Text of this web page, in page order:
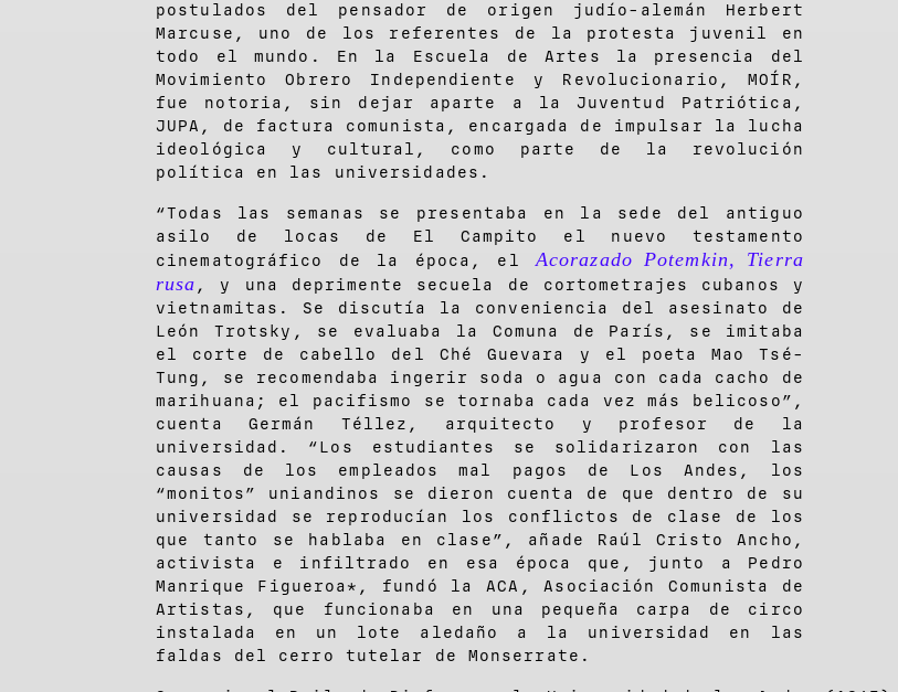
postulados del pensador de origen judío-alemán Herbert
Marcuse, uno de los referentes de la protesta juvenil en
todo el mundo. En la Escuela de Artes la presencia del
Movimiento Obrero Independiente y Revolucionario, MOÍR,
fue notoria, sin dejar aparte a la Juventud Patriótica,
JUPA, de factura comunista, encargada de impulsar la lucha
ideológica y cultural, como parte de la revolución
política en las universidades.
“Todas las semanas se presentaba en la sede del antiguo
asilo de locas de El Campito el nuevo testamento
cinematográfico de la época, elAcorazado Potemkin, Tierra
rusa , y una deprimente secuela de cortometrajes cubanos y
vietnamitas. Se discutía la conveniencia del asesinato de
León Trotsky, se evaluaba la Comuna de París, se imitaba
el corte de cabello del Ché Guevara y el poeta Mao Tsé-
Tung, se recomendaba ingerir soda o agua con cada cacho de
marihuana; el pacifismo se tornaba cada vez más belicoso”,
cuenta Germán Téllez, arquitecto y profesor de la
universidad. “Los estudiantes se solidarizaron con las
causas de los empleados mal pagos de Los Andes, los
“monitos” uniandinos se dieron cuenta de que dentro de su
universidad se reproducían los conflictos de clase de los
que tanto se hablaba en clase”, añade Raúl Cristo Ancho,
activista e infiltrado en esa época que, junto a Pedro
Manrique Figueroa*, fundó la ACA, Asociación Comunista de
Artistas, que funcionaba en una pequeña carpa de circo
instalada en un lote aledaño a la universidad en las
faldas del cerro tutelar de Monserrate.